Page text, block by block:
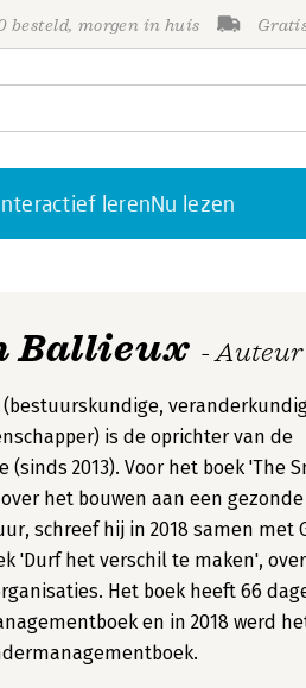
besteld, morgen in huis
lerenNu lezen
Ballieux - Auteur
is de oprichter van de
(sinds 2013). Voor het boek 'The
het bouwen aan een gezonde
schreef hij in 2018 samen met
'Durf het verschil te maken',
Het boek heeft 66
en in 2018 werd